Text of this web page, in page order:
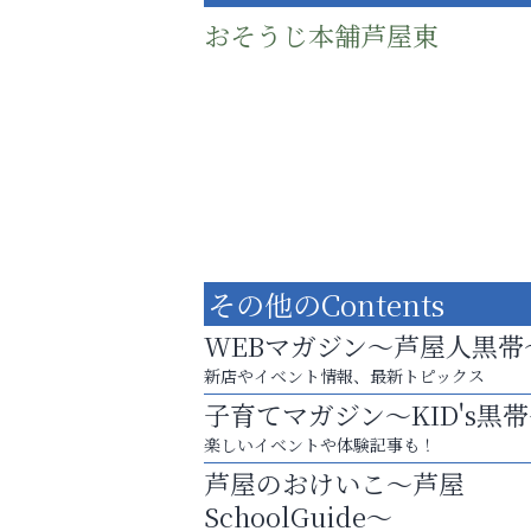
おそうじ本舗芦屋東
梅雨でカビが繁殖する前に！
エアコン掃除は“今”が最適
南芦屋浜皮膚科クリニック
その他のContents
WEBマガジン～芦屋人黒帯
新店やイベント情報、最新トピックス
子育てマガジン～KID's黒
楽しいイベントや体験記事も！
芦屋のおけいこ～芦屋
SchoolGuide～